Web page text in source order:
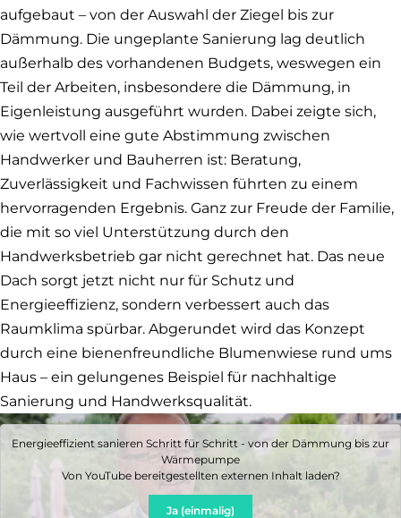
aufgebaut – von der Auswahl der Ziegel bis zur
Dämmung. Die ungeplante Sanierung lag deutlich
außerhalb des vorhandenen Budgets, weswegen ein
Teil der Arbeiten, insbesondere die Dämmung, in
Eigenleistung ausgeführt wurden. Dabei zeigte sich,
wie wertvoll eine gute Abstimmung zwischen
Handwerker und Bauherren ist: Beratung,
Zuverlässigkeit und Fachwissen führten zu einem
hervorragenden Ergebnis. Ganz zur Freude der Familie,
die mit so viel Unterstützung durch den
Handwerksbetrieb gar nicht gerechnet hat. Das neue
Dach sorgt jetzt nicht nur für Schutz und
Energieeffizienz, sondern verbessert auch das
Raumklima spürbar. Abgerundet wird das Konzept
durch eine bienenfreundliche Blumenwiese rund ums
Haus – ein gelungenes Beispiel für nachhaltige
Sanierung und Handwerksqualität.
Energieeffizient sanieren Schritt für Schritt - von der Dämmung bis zur
Wärmepumpe
Von YouTubebereitgestellten externen Inhalt laden?
Ja (einmalig)